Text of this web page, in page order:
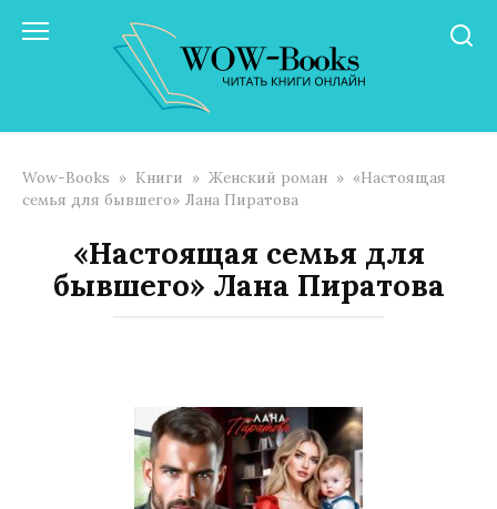
Wow-Books » Книги » Женский роман » «Настоящая
семья для бывшего» Лана Пиратова
«Настоящая семья для
бывшего» Лана Пиратова